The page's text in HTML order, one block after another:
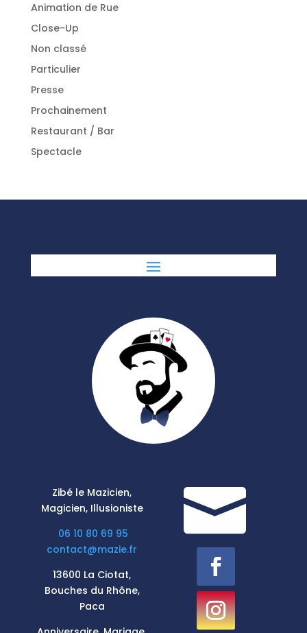
Animation de Rue
Close-Up
Non classé
Particulier
Presse
Prochainement
Restaurant / Bar
Spectacle
Zibé le Mazicien,
Magicien, Illusioniste
06 10 80 69 95
contact@mazie.fr
13600 La Ciotat,
Bouches du Rhône,
Paca
